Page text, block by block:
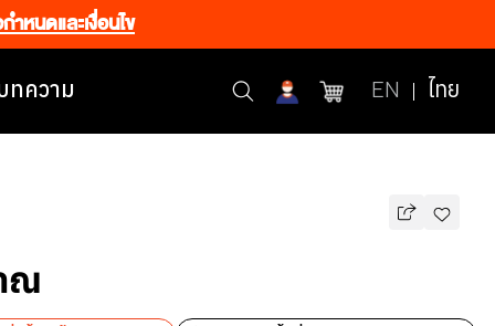
ำหนดและเงื่อนไข
ทความ EN ไทย
ณ